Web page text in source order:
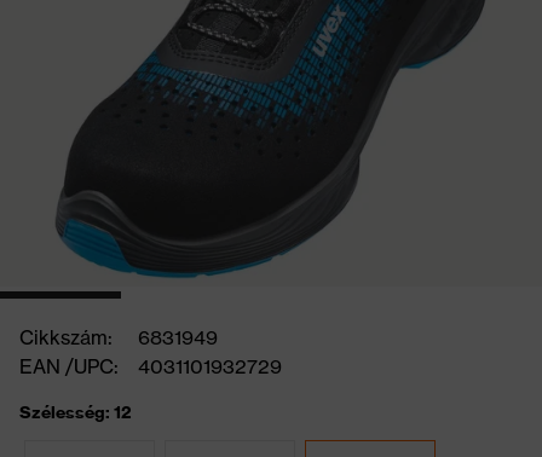
Cikkszám:
6831949
EAN /UPC:
4031101932729
Szélesség: 12